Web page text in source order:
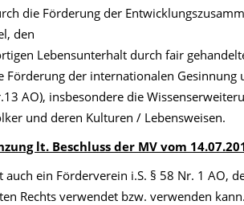
die Förderung der
den
Lebensunterhalt durch fair
Förderung der internationalen Gesinnung
AO), insbesondere die
und deren Kulturen / Lebensweisen.
lt. Beschluss der MV vom
auch ein Förderverein i.S. § 58 Nr. 1 AO,
Rechts verwendet bzw. verwenden